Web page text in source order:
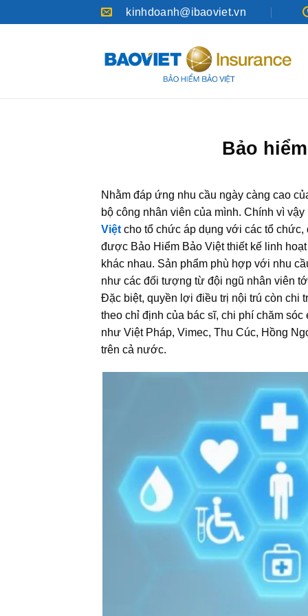
qua
kinhdoanh@ibaoviet.vn
Bảo
Nhằm đáp ứng nhu cầu ngày càng cao
bộ công nhân viên của mình. Chính vì
Việt cho tổ chức áp dụng với các tổ
được Bảo Hiểm Bảo Việt thiết kế linh
khác nhau. Sản phẩm phù hợp với nhu
như các đối tượng từ đội ngũ nhân viên
Đặc biệt, quyền lợi điều trị nội trú còn chi
theo chỉ định của bác sĩ, chi phí chăm
như Việt Pháp, Vimec, Thu Cúc, Hồng
trên cả nước.